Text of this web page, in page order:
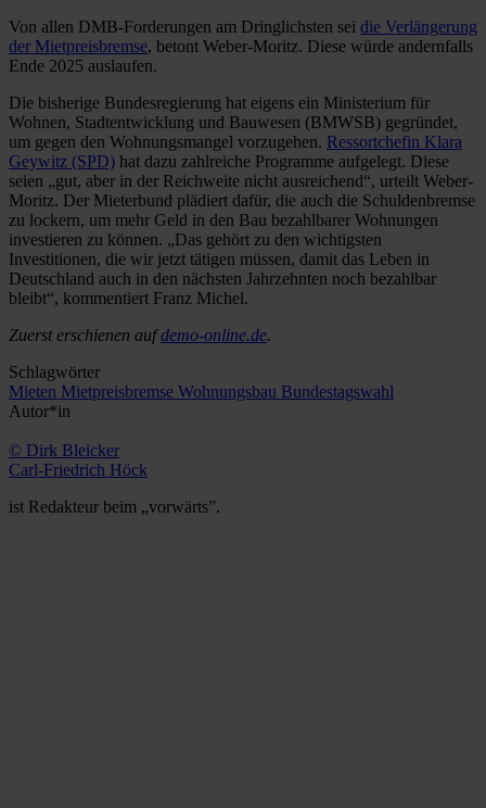
Von allen DMB-Forderungen am Dringlichsten sei die Verlängerung
der Mietpreisbremse, betont Weber-Moritz. Diese würde andernfalls
Ende 2025 auslaufen.
Die bisherige Bundesregierung hat eigens ein Ministerium für
Wohnen, Stadtentwicklung und Bauwesen (BMWSB) gegründet,
um gegen den Wohnungsmangel vorzugehen. Ressortchefin Klara
Geywitz (SPD) hat dazu zahlreiche Programme aufgelegt. Diese
seien „gut, aber in der Reichweite nicht ausreichend“, urteilt Weber-
Moritz. Der Mieterbund plädiert dafür, die auch die Schuldenbremse
zu lockern, um mehr Geld in den Bau bezahlbarer Wohnungen
investieren zu können. „Das gehört zu den wichtigsten
Investitionen, die wir jetzt tätigen müssen, damit das Leben in
Deutschland auch in den nächsten Jahrzehnten noch bezahlbar
bleibt“, kommentiert Franz Michel.
Zuerst erschienen aufdemo-online.de.
Schlagwörter
Mieten Mietpreisbremse Wohnungsbau Bundestagswahl
Autor*in
© Dirk Bleicker
Carl-Friedrich Höck
ist Redakteur beim „vorwärts”.